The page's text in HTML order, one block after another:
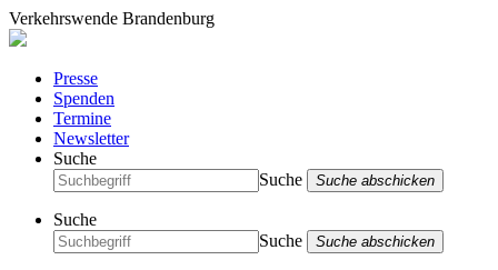
Verkehrswende Brandenburg
Presse
Spenden
Termine
Newsletter
Suche
Suche
Suche abschicken
Suche
Suche
Suche abschicken